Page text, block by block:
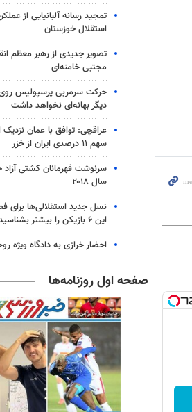
تمجید رسانه آلبانیایی از
استقلال خوزستان
تصویر جدیدی از رهبر معظم
مجتبی خامنه‌ای
حرکت سرمربی پرسپولیس روی
دیگر بهانه‌ای نخواهد داشت
عراقچی: توافق با عمان
سهم ۱۱ درصدی ایران از خزر
سرنوشت قهرمانان کشتی آزاد
سال ۲۰۱۸
نسل جدید استقلالی‌ها برای
این ۶ بازیکن را بیشتر بشناسید
احضار خرازی به دادگاه ویژه
صفحه اول روزنامه‌ها